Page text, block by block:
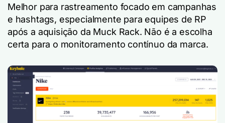
Melhor para rastreamento focado em campanhas
e hashtags, especialmente para equipes de RP
após a aquisição da Muck Rack. Não é a escolha
certa para o monitoramento contínuo da marca.